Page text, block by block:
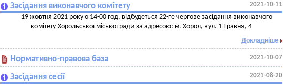
Засідання виконавчого комітету 2021-10-11
19 жовтня 2021 року о 14-00 год. відбудеться 22-ге чергове засідання виконавчого
комітету Хорольської міської ради за адресою: м. Хорол, вул. 1 Травня, 4
Докладніше
Нормативно-правова база 2021-10-07
Засідання сесії 2021-08-20